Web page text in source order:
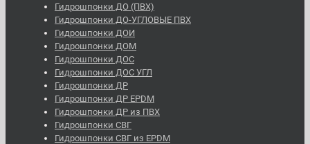
Гидрошпонки ДО (ПВХ)
Гидрошпонки ДО-УГЛОВЫЕ ПВХ
Гидрошпонки ДОИ
Гидрошпонки ДОМ
Гидрошпонки ДОС
Гидрошпонки ДОС УГЛ
Гидрошпонки ДР
Гидрошпонки ДР EPDM
Гидрошпонки ДР из ПВХ
Гидрошпонки СВГ
Гидрошпонки СВГ из EPDM